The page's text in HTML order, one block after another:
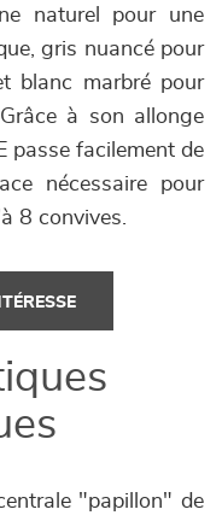
naturel pour une
gris nuancé pour
blanc marbré pour
à son allonge
passe facilement de
nécessaire pour
8 convives.
"papillon" de